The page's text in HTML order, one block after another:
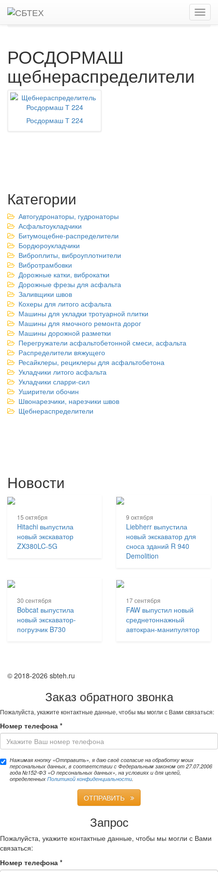
Главная
РОСДОРМАШ
РОСДОРМАШ
щебнераспределители
Росдормаш Т 224
Категории
Автогудронаторы, гудронаторы
Асфальтоукладчики
Битумощебне-распределители
Бордюроукладчики
Виброплиты, виброуплотнители
Вибротрамбовки
Дорожные катки, виброкатки
Дорожные фрезы для асфальта
Заливщики швов
Кохеры для литого асфальта
Машины для укладки тротуарной плитки
Машины для ямочного ремонта дорог
Машины дорожной разметки
Перегружатели асфальтобетонной смеси, асфальта
Распределители вяжущего
Ресайклеры, рециклеры для асфальтобетона
Укладчики литого асфальта
Укладчики сларри-сил
Уширители обочин
Швонарезчики, нарезчики швов
Щебнераспределители
Новости
15 октября
Hitachi выпустила
новый экскаватор
ZX380LC-5G
9 октября
Liebherr выпустила
новый экскаватор для
сноса зданий R 940
Demolition
30 сентября
Bobcat выпустила
новый экскаватор-
погрузчик B730
17 сентября
FAW выпустил новый
среднетоннажный
автокран-манипулятор
© 2018-2026 sbteh.ru
Заказ обратного звонка
Пожалуйста, укажите контактные данные, чтобы мы могли с Вами связаться:
Номер телефона *
Нажимая кнопку «Отправить», я даю своё согласие на обработку моих
персональных данных, в соответствии с Федеральным законом от 27.07.2006
года №152-ФЗ «О персональных данных», на условиях и для целей,
определенных Политикой конфиденциальности
ОТПРАВИТЬ
Запрос
Пожалуйста, укажите контактные данные, чтобы мы могли с Вами
связаться:
Номер телефона *